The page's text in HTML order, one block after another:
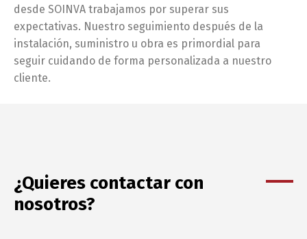
desde SOINVA trabajamos por superar sus
expectativas. Nuestro seguimiento después de la
instalación, suministro u obra es primordial para
seguir cuidando de forma personalizada a nuestro
cliente.
¿Quieres contactar con
nosotros?